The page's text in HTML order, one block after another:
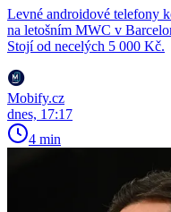
Levné androidové telefony
na letošním MWC v
Stojí od necelých 5 000 Kč.
Mobify.cz
dnes, 17:17
4 min